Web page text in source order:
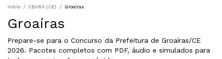
Início / CEARÁ (CE) / Groaíras
Groaíras
Prepare-se para o Concurso da Prefeitura de Groaíras/CE
2026. Pacotes completos com PDF, áudio e simulados para